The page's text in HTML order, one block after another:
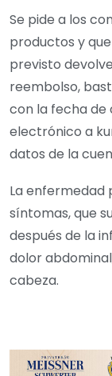
Se pide a los
productos y
previsto
reembolso,
con la fecha
electrónico a
datos de la
La enfermedad
síntomas, que
después de la
dolor
cabeza.